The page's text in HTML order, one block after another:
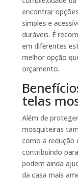
encontrar
simples e
duráveis. É
em diferentes
melhor opção
orçamento.
telas
Além de
mosquiteiras
como a redução
contribuindo
podem ainda
da casa mais